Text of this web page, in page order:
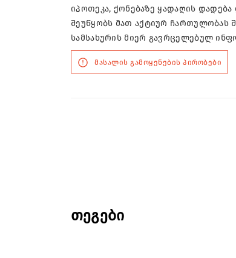
იპოთეკა, ქონებაზე ყადაღის
შეუწყობს მათ აქტიურ ჩართულობას
სამსახურის მიერ გავრცელებულ
მასალის გამოყენების პირობები
თეგები